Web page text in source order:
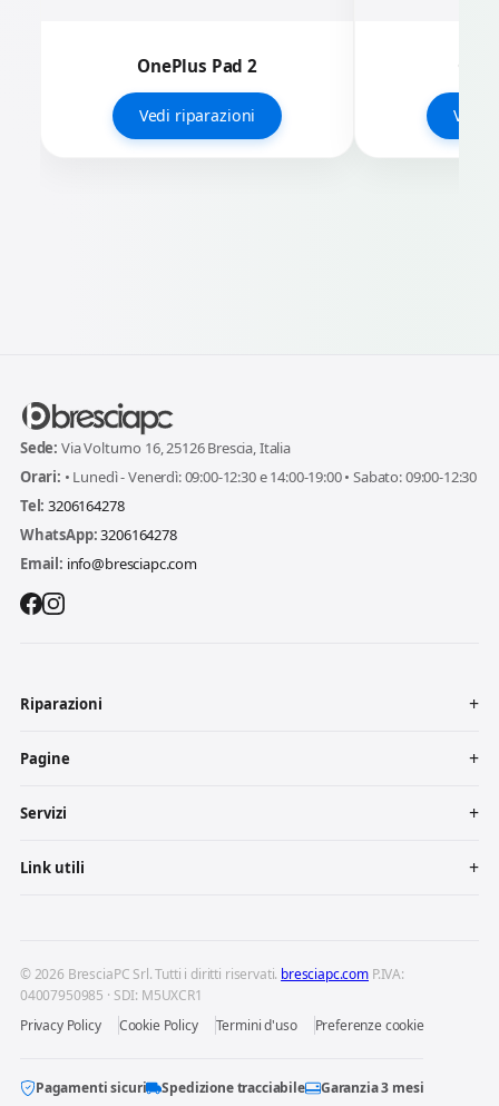
OnePlus Pad 2
Vedi riparazioni Vedi
Sede: Via Volturno 16, 25126 Brescia, Italia
Orari: • Lunedì - Venerdì: 09:00-12:30 e 14:00-19:00 • Sabato: 09:00-12:30
Tel: 3206164278
WhatsApp:3206164278
Email: info@bresciapc.com
Riparazioni
Pagine
Servizi
Link utili
© 2026 BresciaPC Srl. Tutti i diritti riservati. bresciapc.com P.IVA:
04007950985 · SDI: M5UXCR1
Privacy Policy
Cookie Policy Termini d'uso Preferenze cookie
Pagamenti sicuri Spedizione tracciabile Garanzia 3 mesi